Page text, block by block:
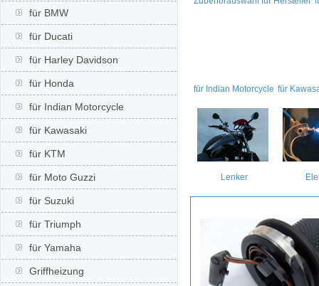
für BMW
für Ducati
für Harley Davidson
für Honda
für Indian Motorcycle
für Kawasaki
für KTM
für Moto Guzzi
für Suzuki
für Triumph
für Yamaha
Griffheizung
für Indian Motorcycle für
Lenker